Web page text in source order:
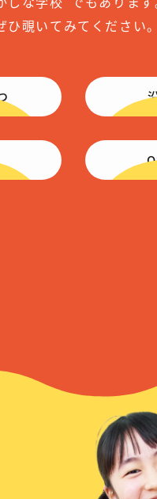
覗いてみてください。